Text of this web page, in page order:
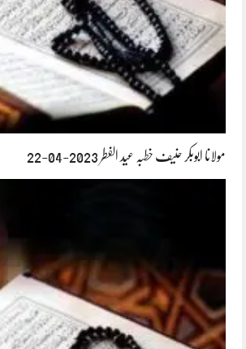
مولانا ابوبکر حنیف خطبہ عید الفطر 2023-04-22